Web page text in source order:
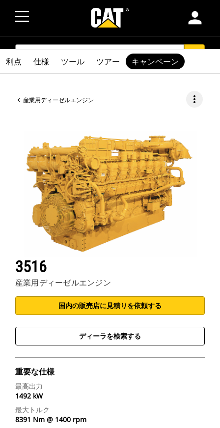
person
SEARCH
産業用ディーゼルエンジン more_vert
3516
産業用ディーゼルエンジン
国内の販売店に見積りを依頼する
ディーラを検索する
重要な仕様
最高出力
1492 kW
最大トルク
8391 Nm @ 1400 rpm
利点 仕様 ツール ツアー キャンペーン